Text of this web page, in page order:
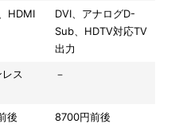
HDMI
DVI、アナログD-
Sub、HDTV対応TV
出力
ス －
後 8700円前後